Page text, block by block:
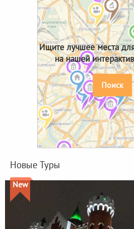
Ищите лучшее места
на нашей
Поиск
Новые Туры
New